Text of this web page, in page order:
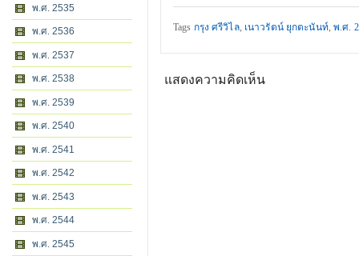
พ.ศ. 2535
พ.ศ. 2536
พ.ศ. 2537
พ.ศ. 2538
พ.ศ. 2539
พ.ศ. 2540
พ.ศ. 2541
พ.ศ. 2542
พ.ศ. 2543
พ.ศ. 2544
พ.ศ. 2545
Tags กรุง ศรีวิไล, เนาวรัตน์ ยุกตะนันท์,พ.ศ.
แสดงความคิดเห็น